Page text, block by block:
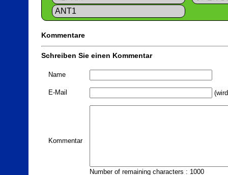
ANT1
Kommentare
Schreiben Sie einen Kommentar
Name
E-Mail
Kommentar
Number of remaining characters : 1000